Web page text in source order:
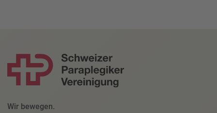
Wir bewegen.